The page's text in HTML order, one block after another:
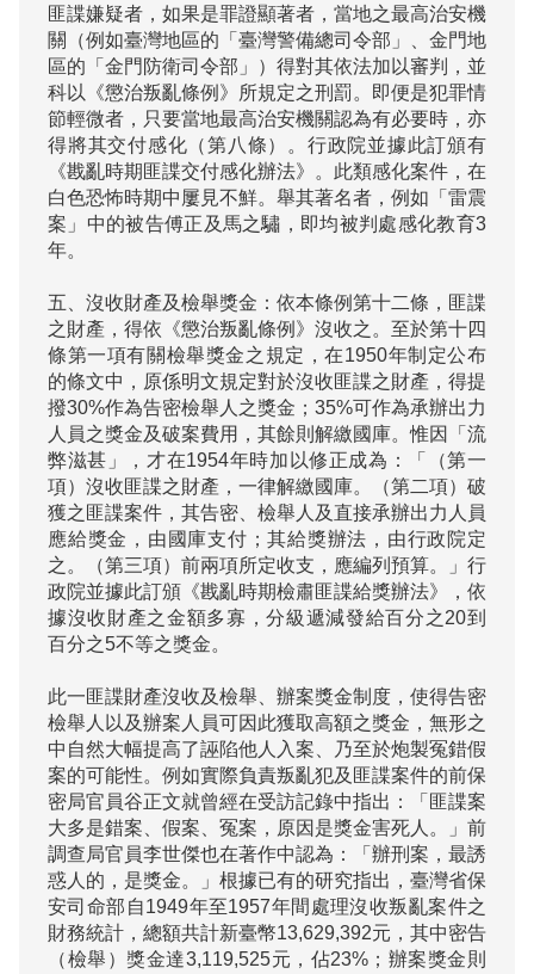
匪諜嫌疑者，如果是罪證顯著者，當地之最高治安機
關（例如臺灣地區的「臺灣警備總司令部」、金門地
區的「金門防衛司令部」）得對其依法加以審判，並
科以《懲治叛亂條例》所規定之刑罰。即便是犯罪情
節輕微者，只要當地最高治安機關認為有必要時，亦
得將其交付感化（第八條）。行政院並據此訂頒有
《戡亂時期匪諜交付感化辦法》。此類感化案件，在
白色恐怖時期中屢見不鮮。舉其著名者，例如「雷震
案」中的被告傅正及馬之驌，即均被判處感化教育3
年。
五、沒收財產及檢舉獎金：依本條例第十二條，匪諜
之財產，得依《懲治叛亂條例》沒收之。至於第十四
條第一項有關檢舉獎金之規定，在1950年制定公布
的條文中，原係明文規定對於沒收匪諜之財產，得提
撥30%作為告密檢舉人之獎金；35%可作為承辦出力
人員之獎金及破案費用，其餘則解繳國庫。惟因「流
弊滋甚」，才在1954年時加以修正成為：「（第一
項）沒收匪諜之財產，一律解繳國庫。（第二項）破
獲之匪諜案件，其告密、檢舉人及直接承辦出力人員
應給獎金，由國庫支付；其給獎辦法，由行政院定
之。（第三項）前兩項所定收支，應編列預算。」行
政院並據此訂頒《戡亂時期檢肅匪諜給獎辦法》，依
據沒收財產之金額多寡，分級遞減發給百分之20到
百分之5不等之獎金。
此一匪諜財產沒收及檢舉、辦案獎金制度，使得告密
檢舉人以及辦案人員可因此獲取高額之獎金，無形之
中自然大幅提高了誣陷他人入案、乃至於炮製冤錯假
案的可能性。例如實際負責叛亂犯及匪諜案件的前保
密局官員谷正文就曾經在受訪記錄中指出：「匪諜案
大多是錯案、假案、冤案，原因是獎金害死人。」前
調查局官員李世傑也在著作中認為：「辦刑案，最誘
惑人的，是獎金。」根據已有的研究指出，臺灣省保
安司命部自1949年至1957年間處理沒收叛亂案件之
財務統計，總額共計新臺幣13,629,392元，其中密告
（檢舉）獎金達3,119,525元，佔23%；辦案獎金則